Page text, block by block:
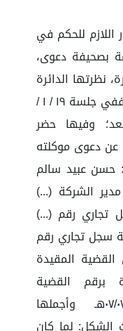
للحكم في
بصحيفة دعوى،
نظرتها الدائرة
على النحو المثبت في محاضرها، ففي جلسة ١٩ / ١ /
بعد؛ وفيها حضر
عن دعوى موكلته
حسن عبيد سالم
الشركة (...)
تجاري رقم (...)
سجل تجاري رقم
المقيدة
برقم القضية
(٤٣٩٥٤٢٥٧٦) وتاريخ ٠٧/٠٧/٢٠٢٢هـ وأجملها
١) من حيث الشكل: لما كان